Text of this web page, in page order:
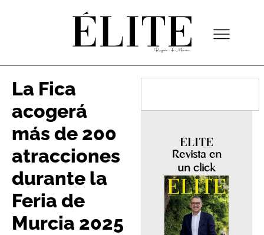
La Fica
acogerá
más de 200
atracciones
durante la
Feria de
Murcia 2025
Revista en
un click